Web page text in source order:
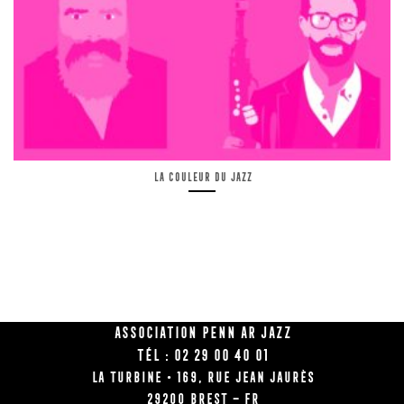
La couleur du jazz
Association Penn Ar Jazz
Tél : 02 29 00 40 01
La Turbine • 169, rue Jean Jaurès
29200 BREST – FR